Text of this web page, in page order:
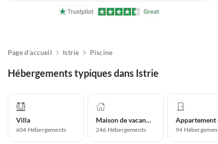
Page d'accueil Istrie Piscine
Hébergements typiques dans Istrie
Villa
604 Hébergements
Maison de vacances
246 Hébergements 94